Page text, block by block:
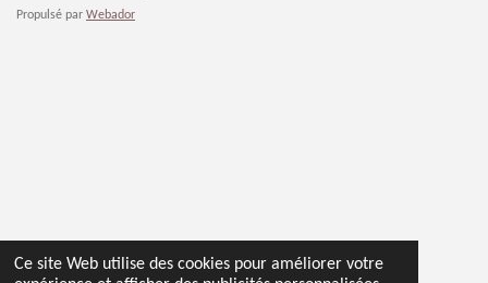
Ce site Web utilise des cookies pour améliorer votre
Propulsé par Webador